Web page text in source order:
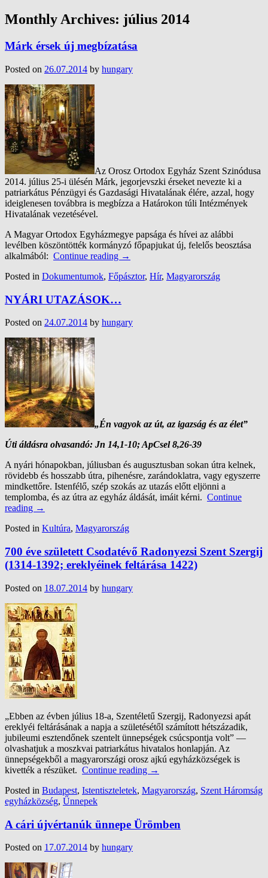
Monthly Archives: július 2014
Márk érsek új megbízatása
Posted on 26.07.2014 by hungary
Az Orosz Ortodox Egyház Szent Szinódusa
2014. július 25-i ülésén Márk, jegorjevszki érseket nevezte ki a
patriarkátus Pénzügyi és Gazdasági Hivatalának élére, azzal, hogy
ideiglenesen továbbra is megbízza a Határokon túli Intézmények
Hivatalának vezetésével.
A Magyar Ortodox Egyházmegye papsága és hívei az alábbi
levélben köszöntötték kormányzó főpapjukat új, felelős beosztása
alkalmából: Continue reading →
Posted in Dokumentumok, Főpásztor, Hír, Magyarország
NYÁRI UTAZÁSOK…
Posted on 24.07.2014 by hungary
„Én vagyok az út, az igazság és az élet”
Úti áldásra olvasandó: Jn 14,1-10; ApCsel 8,26-39
A nyári hónapokban, júliusban és augusztusban sokan útra kelnek,
rövidebb és hosszabb útra, pihenésre, zarándoklatra, vagy egyszerre
mindkettőre. Istenfélő, szép szokás az utazás előtt eljönni a
templomba, és az útra az egyház áldását, imáit kérni. Continue
reading →
Posted in Kultúra, Magyarország
700 éve született Csodatévő Radonyezsi Szent Szergij
(1314-1392; ereklyéinek feltárása 1422)
Posted on 18.07.2014 by hungary
„Ebben az évben július 18-a, Szentéletű Szergij, Radonyezsi apát
ereklyéi feltárásának a napja a születésétől számított hétszázadik,
jubileumi esztendőnek szentelt ünnepségek csúcspontja volt” —
olvashatjuk a moszkvai patriarkátus hivatalos honlapján. Az
ünnepségekből a magyarországi orosz ajkú egyházközségek is
kivették a részüket. Continue reading →
Posted in Budapest, Istentiszteletek, Magyarország, Szent Háromság
egyházközség, Űnnepek
A cári újvértanúk ünnepe Ürömben
Posted on 17.07.2014 by hungary